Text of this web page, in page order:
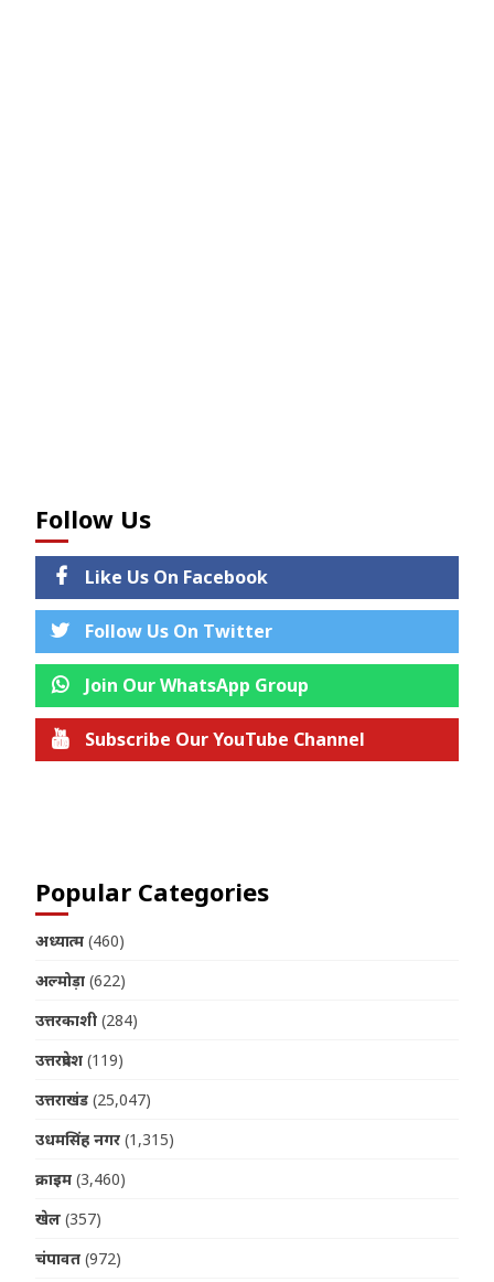
Follow Us
Like Us On Facebook
Follow Us On Twitter
Join Our WhatsApp Group
Subscribe Our YouTube Channel
Popular Categories
अध्यात्म (460)
अल्मोड़ा (622)
उत्तरकाशी (284)
उत्तरप्रदेश (119)
उत्तराखंड (25,047)
उधमसिंह नगर (1,315)
क्राइम (3,460)
खेल (357)
चंपावत (972)